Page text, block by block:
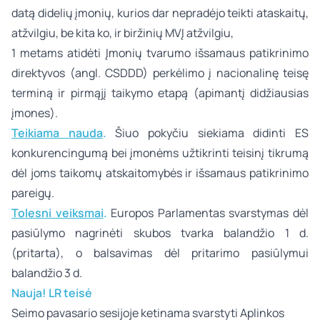
datą didelių įmonių, kurios dar nepradėjo teikti ataskaitų,
atžvilgiu, be kita ko, ir biržinių MVĮ atžvilgiu,
1 metams atidėti Įmonių tvarumo išsamaus patikrinimo
direktyvos (angl. CSDDD) perkėlimo į nacionalinę teisę
terminą ir pirmąjį taikymo etapą (apimantį didžiausias
įmones).
Teikiama nauda.
Šiuo pokyčiu siekiama didinti ES
konkurencingumą bei įmonėms užtikrinti teisinį tikrumą
dėl joms taikomų atskaitomybės ir išsamaus patikrinimo
pareigų.
Tolesni veiksmai. Europos Parlamentas svarstymas dėl
pasiūlymo nagrinėti skubos tvarka balandžio 1 d.
(pritarta), o balsavimas dėl pritarimo pasiūlymui
balandžio 3 d.
Nauja! LR teisė
Seimo pavasario sesijoje ketinama svarstyti Aplinkos